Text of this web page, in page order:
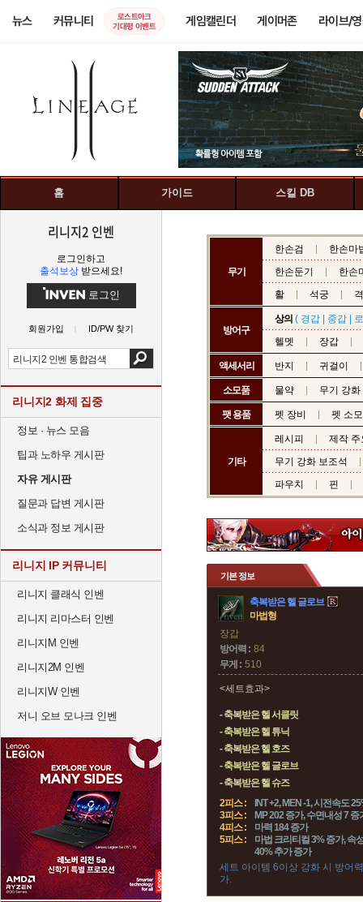
뉴스 커뮤니티
로스트아크
기대평 이벤트
게임캘린더 게이머존 라이브/
홈 가이드 스킬 DB
리니지2 인벤
로그인하고
출석보상 받으세요!
로그인
회원가입 ID/PW 찾기
리니지2 화제 집중
정보 · 뉴스 모음
팁과 노하우 게시판
자유 게시판
질문과 답변 게시판
소식과 정보 게시판
리니지 IP 커뮤니티
리니지 클래식 인벤
리니지 리마스터 인벤
리니지M 인벤
리니지2M 인벤
리니지W 인벤
저니 오브 모나크 인벤
무기
한손검
한손마
한손둔기
한손
활
석궁
방어구
상의 ( 경갑 중갑
헬멧
장갑
액세서리 반지 귀걸이
소모품 물약 무기 강
팻 용품 펫 장비 펫 소
기타
레시피
제작 주
무기 강화 보조석
파우치
핀
기본 정보
축복받은 헬 글로브
마법형
장갑
방어력 : 84
무게 : 510
<세트효과>
- 축복받은 헬 서클릿
- 축복받은 헬 튜닉
- 축복받은 헬 호즈
- 축복받은 헬 글로브
- 축복받은 헬 슈즈
2피스 :
INT +2, MEN -1, 시전속도
3피스 :
MP 202 증가, 수면내성 7 증
4피스 :
마력 184 증가
5피스 :
마법 크리티컬 3% 증가, 속
40% 추가 증가
세트 아이템 6이상 강화 시 방어
가.